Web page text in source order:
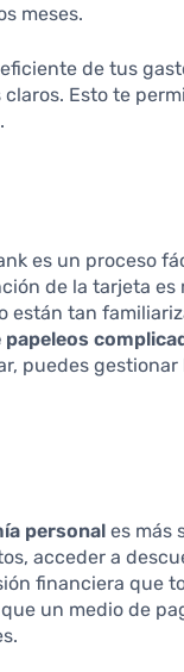
meses.
de tus
Esto te
es un proceso
de la tarjeta es
están tan
papeleos
puedes gestionar
personal es más
acceder a
financiera que
un medio de